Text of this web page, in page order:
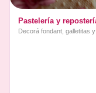
Pastelería y
Decorá fondant, galletitas